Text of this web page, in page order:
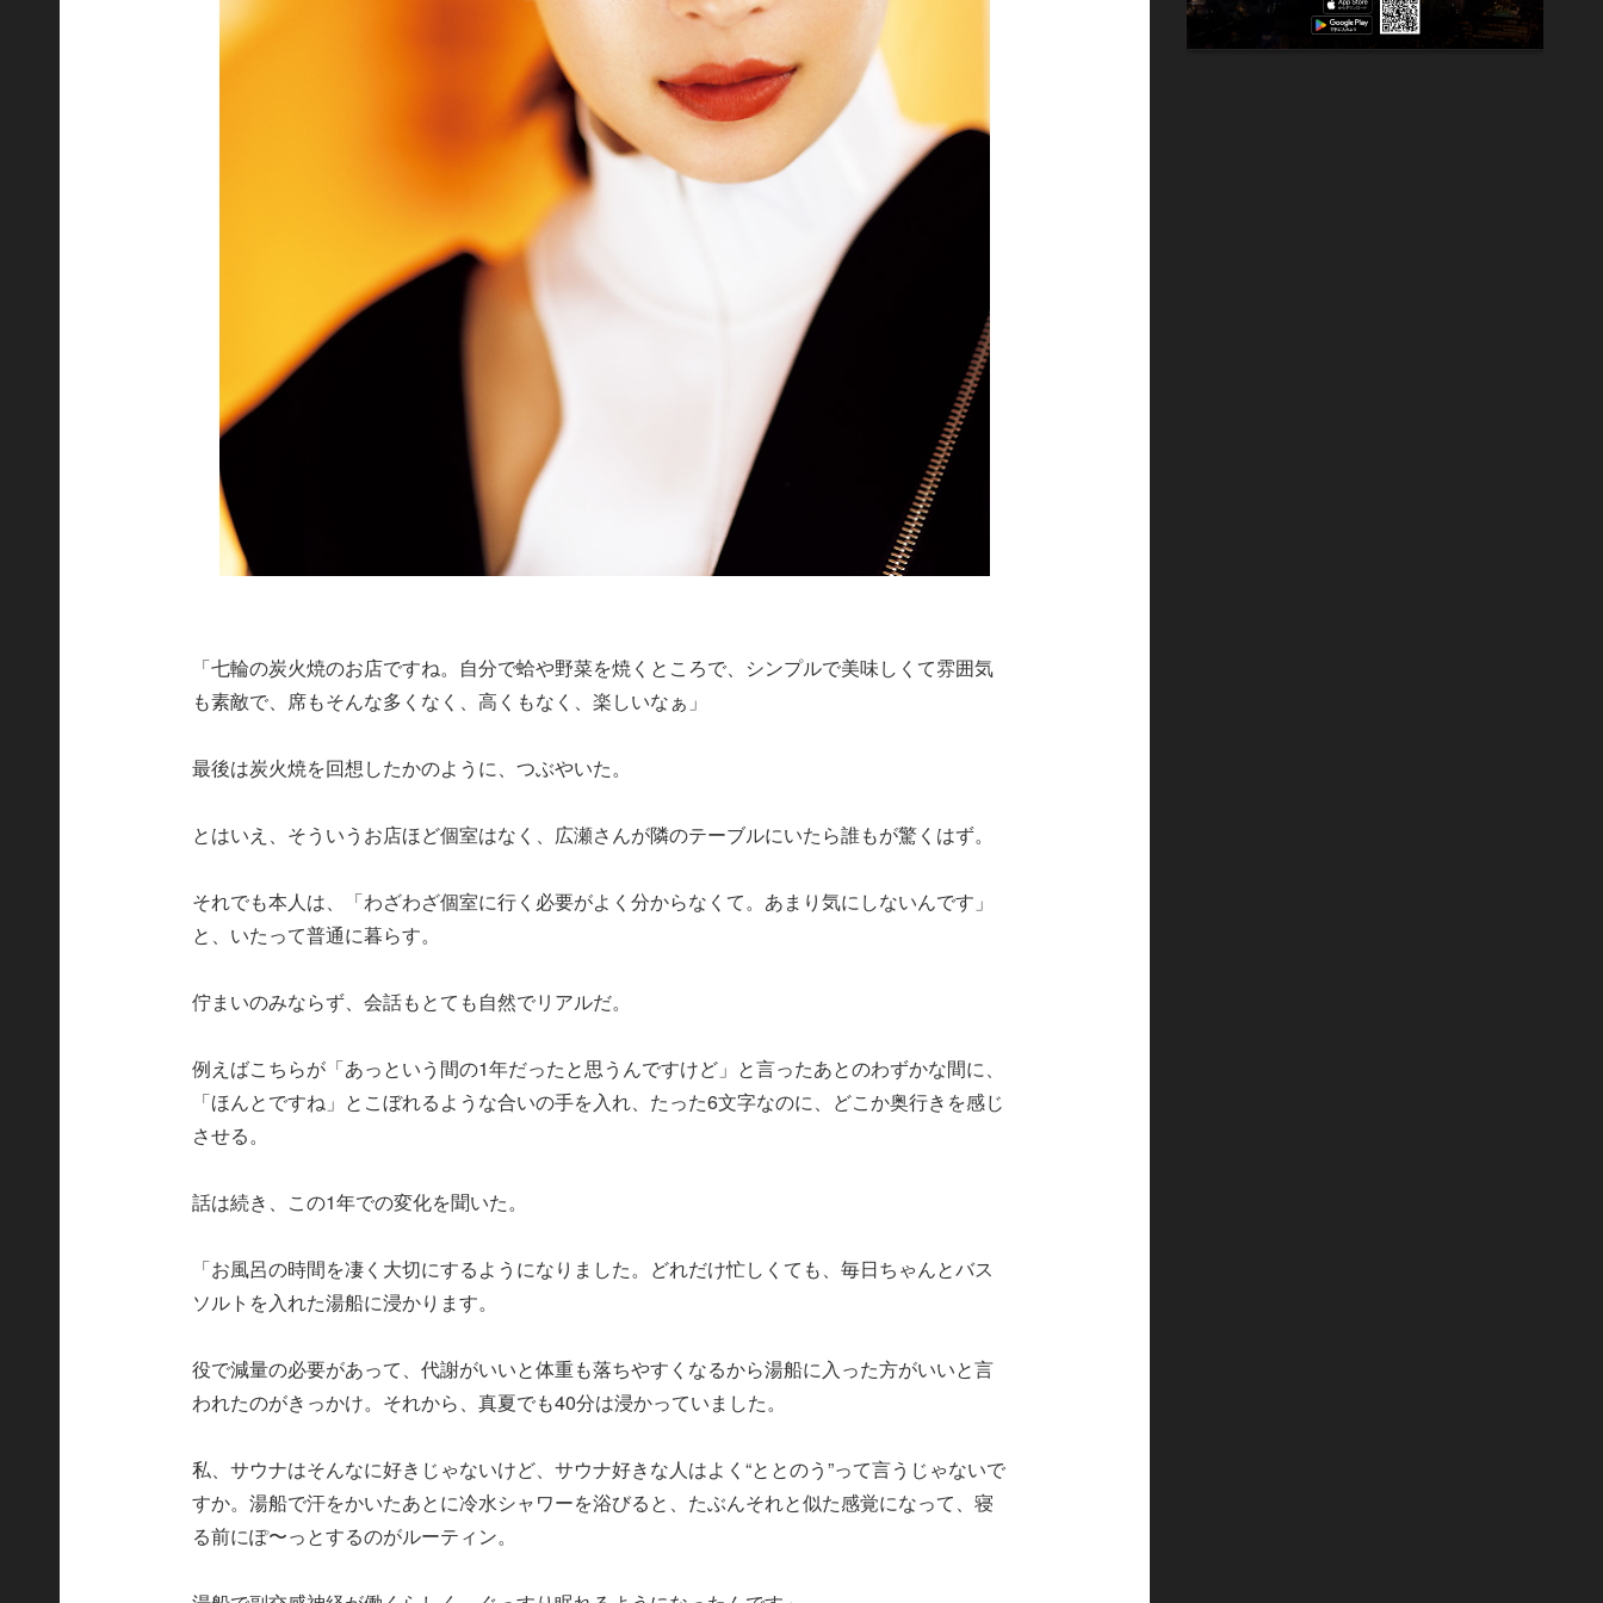
「七輪の炭火焼のお店ですね。自分で蛤や野菜を焼くところで、シンプルで美味しくて雰囲気
も素敵で、席もそんな多くなく、高くもなく、楽しいなぁ」
最後は炭火焼を回想したかのように、つぶやいた。
とはいえ、そういうお店ほど個室はなく、広瀬さんが隣のテーブルにいたら誰もが驚くはず。
それでも本人は、「わざわざ個室に行く必要がよく分からなくて。あまり気にしないんです」
と、いたって普通に暮らす。
佇まいのみならず、会話もとても自然でリアルだ。
例えばこちらが「あっという間の1年だったと思うんですけど」と言ったあとのわずかな間に、
「ほんとですね」とこぼれるような合いの手を入れ、たった6文字なのに、どこか奥行きを感じ
させる。
話は続き、この1年での変化を聞いた。
「お風呂の時間を凄く大切にするようになりました。どれだけ忙しくても、毎日ちゃんとバス
ソルトを入れた湯船に浸かります。
役で減量の必要があって、代謝がいいと体重も落ちやすくなるから湯船に入った方がいいと言
われたのがきっかけ。それから、真夏でも40分は浸かっていました。
私、サウナはそんなに好きじゃないけど、サウナ好きな人はよく“ととのう”って言うじゃないで
すか。湯船で汗をかいたあとに冷水シャワーを浴びると、たぶんそれと似た感覚になって、寝
る前にぽ〜っとするのがルーティン。